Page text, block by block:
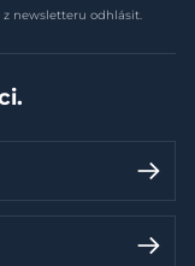
newsletteru odhlásit.